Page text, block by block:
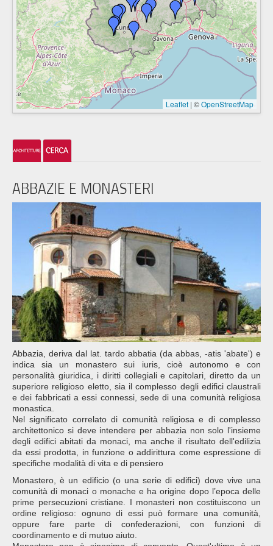
Leaflet | ©OpenStreetMap
ABBAZIE E MONASTERI
Abbazia, deriva dal lat. tardo abbatia (da abbas, -atis 'abate') e
indica sia un monastero sui iuris, cioè autonomo e con
personalità giuridica, i diritti collegiali e capitolari, diretto da un
superiore religioso eletto, sia il complesso degli edifici claustrali
e dei fabbricati a essi connessi, sede di una comunità religiosa
monastica.
Nel significato correlato di comunità religiosa e di complesso
architettonico si deve intendere per abbazia non solo l'insieme
degli edifici abitati da monaci, ma anche il risultato dell'edilizia
da essi prodotta, in funzione o addirittura come espressione di
specifiche modalità di vita e di pensiero
Monastero, è un edificio (o una serie di edifici) dove vive una
comunità di monaci o monache e ha origine dopo l’epoca delle
prime persecuzioni cristiane. I monasteri non costituiscono un
ordine religioso: ognuno di essi può formare una comunità,
oppure fare parte di confederazioni, con funzioni di
coordinamento e di mutuo aiuto.